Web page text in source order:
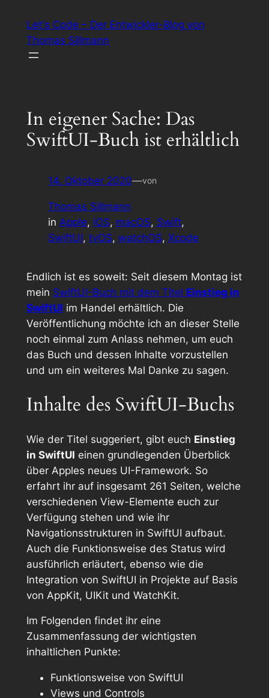
Inhalt
springen
Let's Code – Der Entwickler-Blog von
Thomas Sillmann
In eigener Sache: Das
SwiftUI-Buch ist erhältlich
14. Oktober 2020—von
Thomas Sillmann
in Apple, iOS, macOS, Swift
SwiftUI, tvOS, watchOS, Xcode
Endlich ist es soweit: Seit diesem Montag ist
mein SwiftUI-Buch mit dem Titel Einstieg in
SwiftUI im Handel erhältlich. Die
Veröffentlichung möchte ich an dieser Stelle
noch einmal zum Anlass nehmen, um euch
das Buch und dessen Inhalte vorzustellen
und um ein weiteres Mal Danke zu sagen.
Inhalte des SwiftUI-Buchs
Wie der Titel suggeriert, gibt euch Einstieg
in SwiftUI einen grundlegenden Überblick
über Apples neues UI-Framework. So
erfahrt ihr auf insgesamt 261 Seiten, welche
verschiedenen View-Elemente euch zur
Verfügung stehen und wie ihr
Navigationsstrukturen in SwiftUI aufbaut.
Auch die Funktionsweise des Status wird
ausführlich erläutert, ebenso wie die
Integration von SwiftUI in Projekte auf Basis
von AppKit, UIKit und WatchKit.
Im Folgenden findet ihr eine
Zusammenfassung der wichtigsten
inhaltlichen Punkte:
Funktionsweise von SwiftUI
Views und Controls